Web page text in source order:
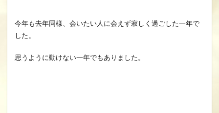
今年も去年同様、会いたい人に会えず寂しく過ごした一年で
した。
思うように動けない一年でもありました。